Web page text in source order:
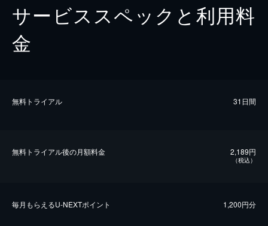
サービススペックと利用料
金
無料トライアル 31日間
無料トライアル後の⽉額料金 2,189円
（税込）
毎⽉もらえるU-NEXTポイント 1,200円分